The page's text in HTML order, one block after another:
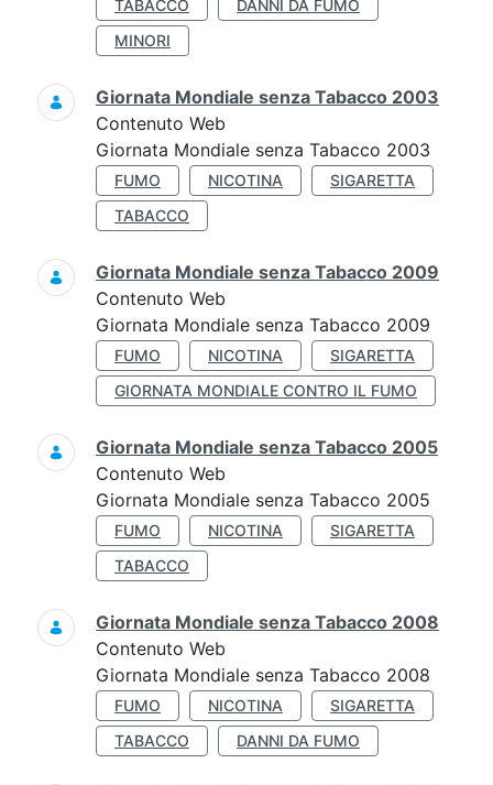
TABACCO
DANNI DA FUMO
MINORI
Giornata Mondiale senza Tabacco 2003
Contenuto Web
Giornata Mondiale senza Tabacco 2003
FUMO NICOTINA
SIGARETTA
TABACCO
Giornata Mondiale senza Tabacco 2009
Contenuto Web
Giornata Mondiale senza Tabacco 2009
FUMO NICOTINA
SIGARETTA
GIORNATA MONDIALE CONTRO IL FUMO
Giornata Mondiale senza Tabacco 2005
Contenuto Web
Giornata Mondiale senza Tabacco 2005
FUMO NICOTINA
SIGARETTA
TABACCO
Giornata Mondiale senza Tabacco 2008
Contenuto Web
Giornata Mondiale senza Tabacco 2008
FUMO NICOTINA
SIGARETTA
TABACCO
DANNI DA FUMO